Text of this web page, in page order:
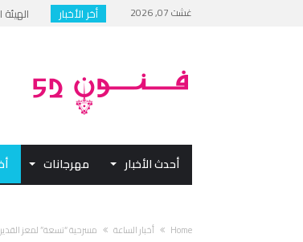
غشت 07, 2026 أخر الأخبار
فيلم
أحدث الأخبار مهرجانات
Home أخبار الساعة مسرحية “تسعة” لمعز